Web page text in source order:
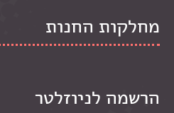
מחלקות החנות
הרשמה לניוזלטר